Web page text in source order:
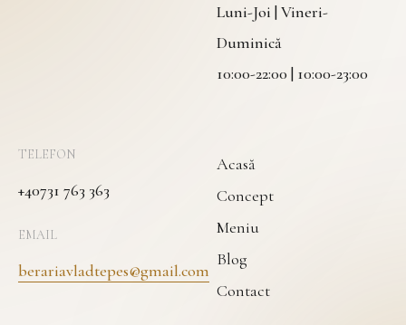
Luni-Joi | Vineri-
Duminică
10:00-22:00 | 10:00-23:00
TELEFON
+40731 763 363
EMAIL
berariavladtepes@gmail.com
Acasă
Concept
Meniu
Blog
Contact